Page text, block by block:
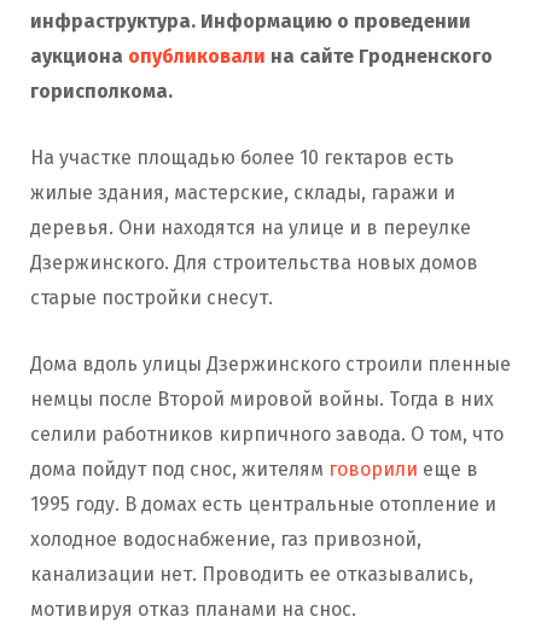
инфраструктура. Информацию о проведении
аукциона опубликовали на сайте Гродненского
горисполкома.
На участке площадью более 10 гектаров есть
жилые здания, мастерские, склады, гаражи и
деревья. Они находятся на улице и в переулке
Дзержинского. Для строительства новых домов
старые постройки снесут.
Дома вдоль улицы Дзержинского строили пленные
немцы после Второй мировой войны. Тогда в них
селили работников кирпичного завода. О том, что
дома пойдут под снос, жителям говорили еще в
1995 году. В домах есть центральные отопление и
холодное водоснабжение, газ привозной,
канализации нет. Проводить ее отказывались,
мотивируя отказ планами на снос.